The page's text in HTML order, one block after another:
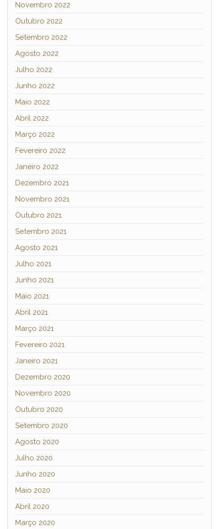
Novembro 2022
Outubro 2022
Setembro 2022
Agosto 2022
Julho 2022
Junho 2022
Maio 2022
Abril 2022
Março 2022
Fevereiro 2022
Janeiro 2022
Dezembro 2021
Novembro 2021
Outubro 2021
Setembro 2021
Agosto 2021
Julho 2021
Junho 2021
Maio 2021
Abril 2021
Março 2021
Fevereiro 2021
Janeiro 2021
Dezembro 2020
Novembro 2020
Outubro 2020
Setembro 2020
Agosto 2020
Julho 2020
Junho 2020
Maio 2020
Abril 2020
Março 2020